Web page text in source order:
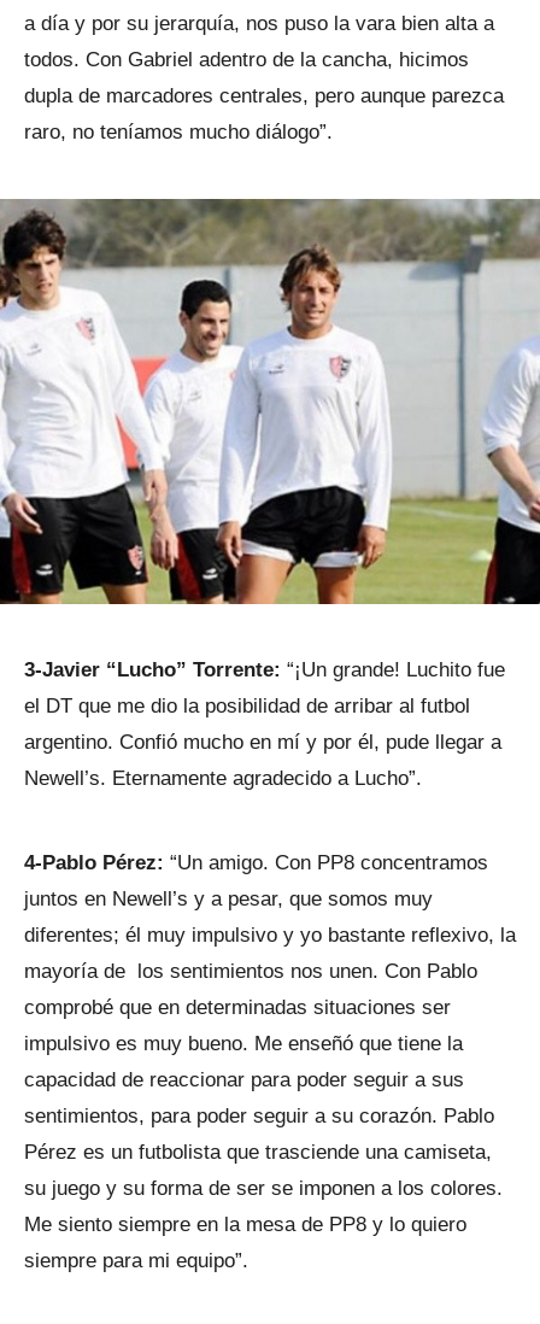
a día y por su jerarquía, nos puso la vara bien alta a
todos. Con Gabriel adentro de la cancha, hicimos
dupla de marcadores centrales, pero aunque parezca
raro, no teníamos mucho diálogo”.
3-Javier “Lucho” Torrente: “¡Un grande! Luchito fue
el DT que me dio la posibilidad de arribar al futbol
argentino. Confió mucho en mí y por él, pude llegar a
Newell’s. Eternamente agradecido a Lucho”.
4-Pablo Pérez: “Un amigo. Con PP8 concentramos
juntos en Newell’s y a pesar, que somos muy
diferentes; él muy impulsivo y yo bastante reflexivo, la
mayoría de los sentimientos nos unen. Con Pablo
comprobé que en determinadas situaciones ser
impulsivo es muy bueno. Me enseñó que tiene la
capacidad de reaccionar para poder seguir a sus
sentimientos, para poder seguir a su corazón. Pablo
Pérez es un futbolista que trasciende una camiseta,
su juego y su forma de ser se imponen a los colores.
Me siento siempre en la mesa de PP8 y lo quiero
siempre para mi equipo”.